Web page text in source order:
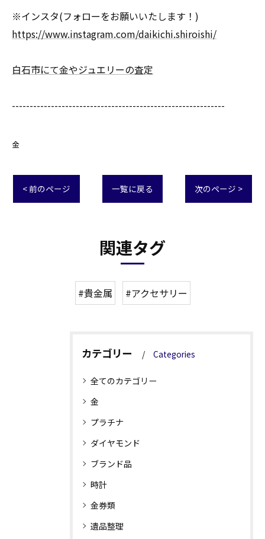
※インスタ(フォローをお願いいたします！)
https://www.instagram.com/daikichi.shiroishi/
白石市にて金やジュエリーの査定
------------------------------------------------------------
金
< 前のページ 一覧に戻る 次のページ >
関連タグ
#貴金属 #アクセサリー
カテゴリー Categories
全てのカテゴリー
金
プラチナ
ダイヤモンド
ブランド品
時計
金券類
遺品整理